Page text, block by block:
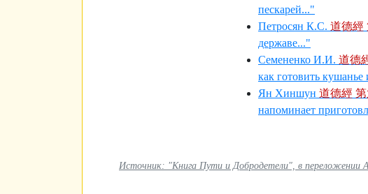
пескарей..."
Петросян К.С. 道德經
державе..."
Семененко И.И. 道德
как готовить
Ян Хиншун 道德經
напоминает
Источник: "Книга Пути и Добродетели", в переложении